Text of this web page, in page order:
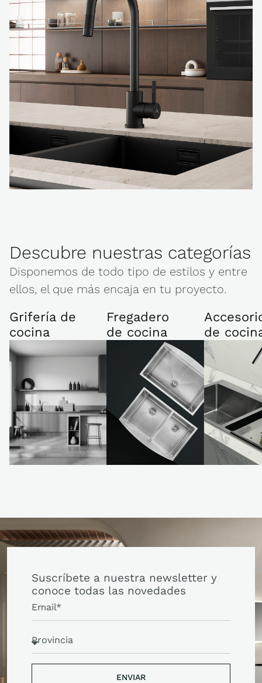
Descubre nuestras categorías
Disponemos de todo tipo de estilos y entre
ellos, el que más encaja en tu proyecto.
Grifería de
cocina
Fregadero
de cocina
de
Suscríbete a nuestra newsletter y
conoce todas las novedades
ENVIAR